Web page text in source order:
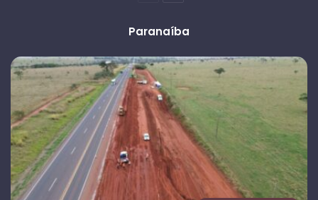
Paranaíba